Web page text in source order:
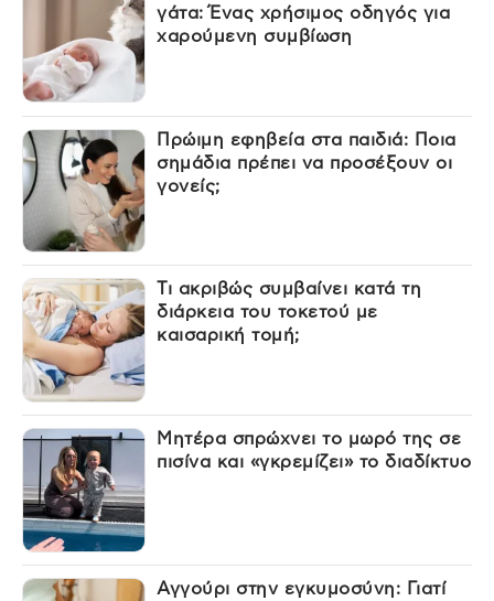
γάτα: Ένας χρήσιμος οδηγός για
χαρούμενη συμβίωση
Πρώιμη εφηβεία στα παιδιά: Ποια
σημάδια πρέπει να προσέξουν οι
γονείς;
Τι ακριβώς συμβαίνει κατά τη
διάρκεια του τοκετού με
καισαρική τομή;
Μητέρα σπρώχνει το μωρό της σε
πισίνα και «γκρεμίζει» το διαδίκτυο
Αγγούρι στην εγκυμοσύνη: Γιατί